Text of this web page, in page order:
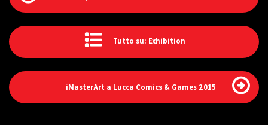
Tutto su: Exhibition
iMasterArt a Lucca Comics & Games 2015